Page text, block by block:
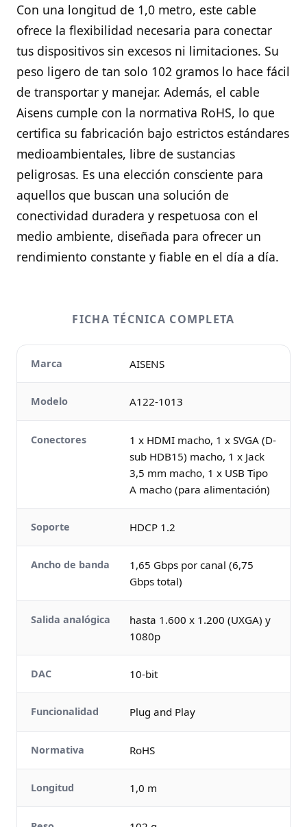
Con una longitud de 1,0 metro, este cable
ofrece la flexibilidad necesaria para conectar
tus dispositivos sin excesos ni limitaciones. Su
peso ligero de tan solo 102 gramos lo hace fácil
de transportar y manejar. Además, el cable
Aisens cumple con la normativa RoHS, lo que
certifica su fabricación bajo estrictos estándares
medioambientales, libre de sustancias
peligrosas. Es una elección consciente para
aquellos que buscan una solución de
conectividad duradera y respetuosa con el
medio ambiente, diseñada para ofrecer un
rendimiento constante y fiable en el día a día.
FICHA TÉCNICA COMPLETA
Marca AISENS
Modelo A122-1013
Conectores
1 x HDMI macho, 1 x SVGA (D-
sub HDB15) macho, 1 x Jack
3,5 mm macho, 1 x USB Tipo
A macho (para alimentación)
Soporte HDCP 1.2
Ancho de banda
1,65 Gbps por canal (6,75
Gbps total)
Salida analógica
hasta 1.600 x 1.200 (UXGA) y
1080p
DAC 10-bit
Funcionalidad Plug and Play
Normativa RoHS
Longitud 1,0 m